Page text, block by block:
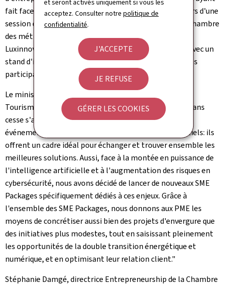
et seront activés uniquement si vous les
acceptez. Consulter notrepolitique de
confidentialité.
J'ACCEPTE
JE REFUSE
GÉRER LES COOKIES
fait face à des cyberattaques, et échanger entre eux lors d'une
session de networking. La Chambre de commerce, la Chambre
des métiers, la Luxembourg House of Cybersecurity et
Luxinnovation étaient également présents sur place avec un
stand d'information, afin de répondre aux questions des
participants.
Le ministre de l'Économie, des PME, de l'Énergie et du
Tourisme, Lex Delles, a commenté: "Les PME doivent sans
cesse s'adapter à de nouveaux défis. C'est pourquoi des
événements comme le Future Ready Days sont essentiels: ils
offrent un cadre idéal pour échanger et trouver ensemble les
meilleures solutions. Aussi, face à la montée en puissance de
l'intelligence artificielle et à l'augmentation des risques en
cybersécurité, nous avons décidé de lancer de nouveaux SME
Packages spécifiquement dédiés à ces enjeux. Grâce à
l'ensemble des SME Packages, nous donnons aux PME les
moyens de concrétiser aussi bien des projets d'envergure que
des initiatives plus modestes, tout en saisissant pleinement
les opportunités de la double transition énergétique et
numérique, et en optimisant leur relation client."
Stéphanie Damgé, directrice Entrepreneurship de la Chambre